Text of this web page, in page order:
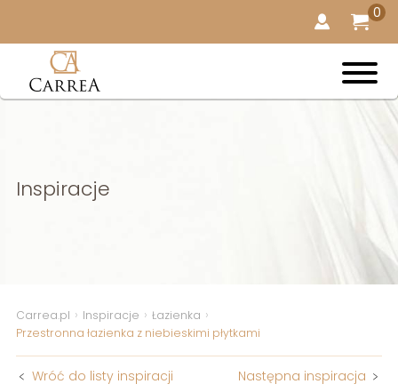
0
Inspiracje
Carrea.pl Inspiracje
Łazienka
Przestronna łazienka z niebieskimi płytkami
﹤ Wróć do listy inspiracji Następna inspiracja ﹥